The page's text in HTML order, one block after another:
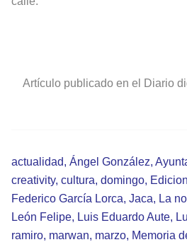
Artículo publicado en el Diario
actualidad, Ángel González,
creativity, cultura, domingo,
Federico García Lorca, Jaca, La
León Felipe, Luis Eduardo Aute,
ramiro, marwan, marzo, Memoria